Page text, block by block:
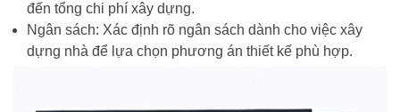
đến tổng chi phí xây dựng.
Ngân sách: Xác định rõ ngân sách dành cho việc xây
dựng nhà để lựa chọn phương án thiết kế phù hợp.